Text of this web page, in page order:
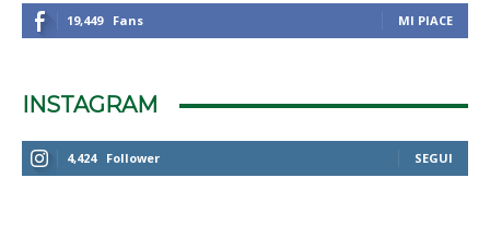
19,449 Fans MI PIACE
INSTAGRAM
4,424 Follower SEGUI